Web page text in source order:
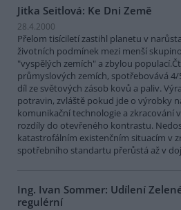
Jitka Seitlová: Ke Dni Země
28.4.2000
Přelom tisíciletí zastihl planetu v
životních podmínek mezi menší
"vyspělých zemích" a zbylou
průmyslových zemích, spotřebovává
díl ze světových zásob kovů a paliv.
potravin, zvláště pokud jde o výrobky
komunikační technologie a zkracování
rozdíly do otevřeného kontrastu.
katastrofálním existenčním situacím v
spotřebního standartu přerůstá až v
Ing. Ivan Sommer: Udílení
regulérní